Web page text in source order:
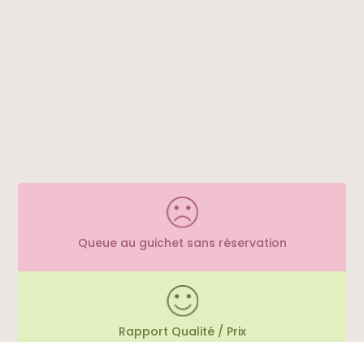
Queue au guichet sans réservation
Rapport Qualité / Prix